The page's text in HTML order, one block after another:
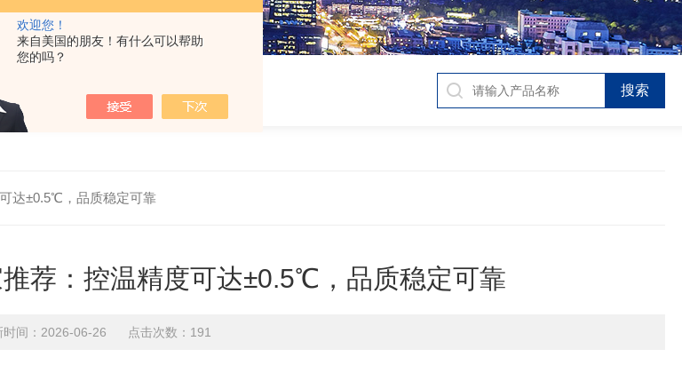
欢迎您！
来自美国的朋友！有什么可以帮助
您的吗？
达±0.5℃，品质稳定可靠
推荐：控温精度可达±0.5℃，品质稳定可靠
时间：2026-06-26 点击次数：191